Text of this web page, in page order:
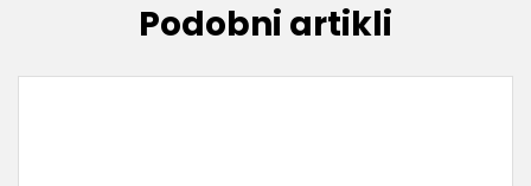
Podobni artikli